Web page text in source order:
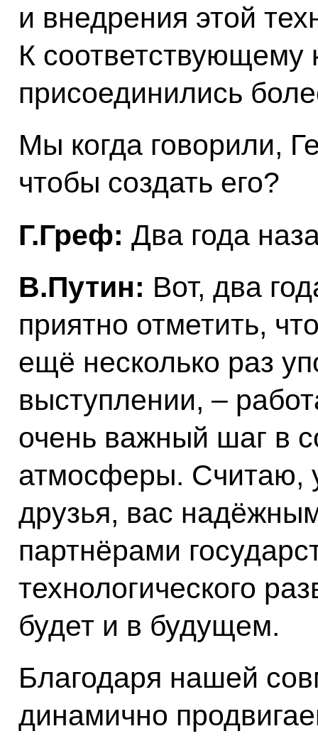
и внедрения этой
К соответствующему
присоединились
Мы когда говорили,
чтобы создать его?
Г.Греф: Два года
В.Путин: Вот, два
приятно отметить,
ещё несколько раз
выступлении, –
очень важный шаг в
атмосферы. Считаю,
друзья, вас
партнёрами
технологического
будет и в будущем.
Благодаря нашей
динамично